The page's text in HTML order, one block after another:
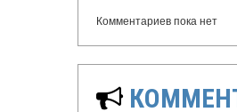
Комментариев пока нет